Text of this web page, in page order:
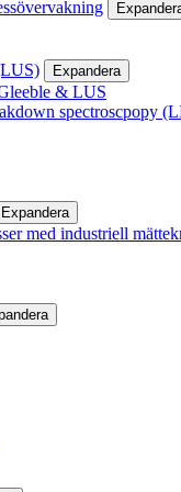
Expandera
& LUS
spectroscpopy
Expandera
med industriell